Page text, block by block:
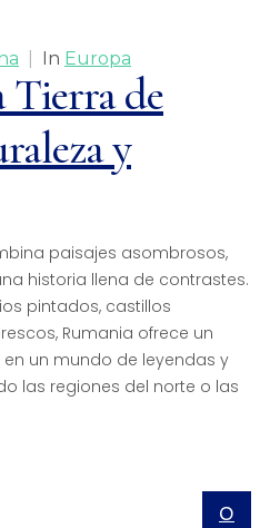
In Europa
Tierra de
y
paisajes asombrosos,
historia llena de contrastes.
pintados, castillos
Rumania ofrece un
un mundo de leyendas y
las regiones del norte o las
0